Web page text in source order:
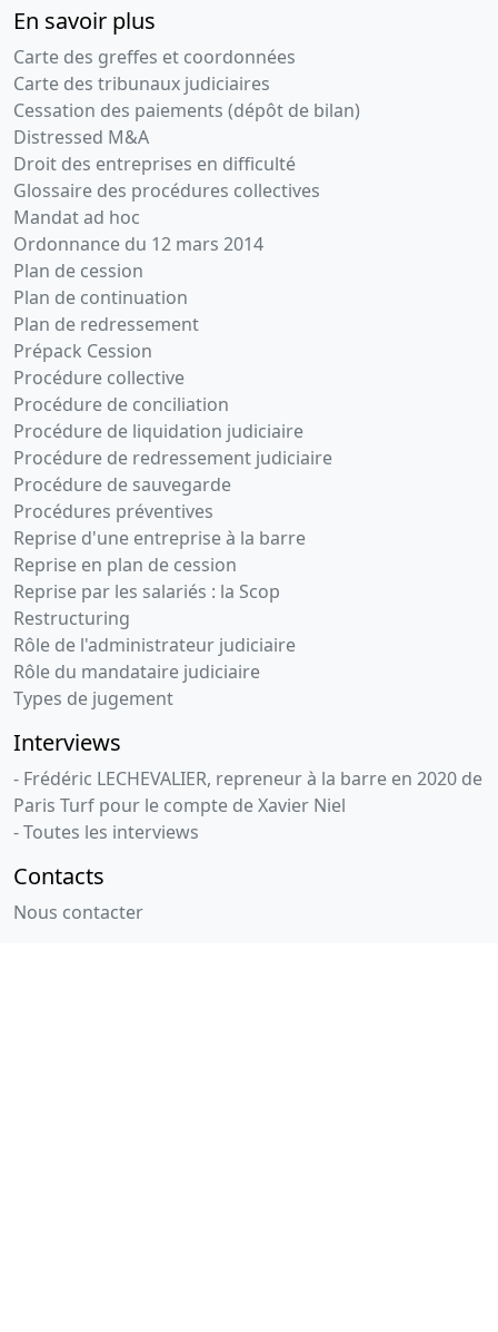
En savoir plus
Carte des greffes et coordonnées
Carte des tribunaux judiciaires
Cessation des paiements (dépôt de bilan)
Distressed M&A
Droit des entreprises en difficulté
Glossaire des procédures collectives
Mandat ad hoc
Ordonnance du 12 mars 2014
Plan de cession
Plan de continuation
Plan de redressement
Prépack Cession
Procédure collective
Procédure de conciliation
Procédure de liquidation judiciaire
Procédure de redressement judiciaire
Procédure de sauvegarde
Procédures préventives
Reprise d'une entreprise à la barre
Reprise en plan de cession
Reprise par les salariés : la Scop
Restructuring
Rôle de l'administrateur judiciaire
Rôle du mandataire judiciaire
Types de jugement
Interviews
- Frédéric LECHEVALIER, repreneur à la barre en 2020 de
Paris Turf pour le compte de Xavier Niel
- Toutes les interviews
Contacts
Nous contacter